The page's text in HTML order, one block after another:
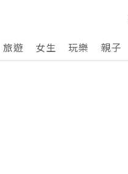
旅遊 女生 玩樂 親子